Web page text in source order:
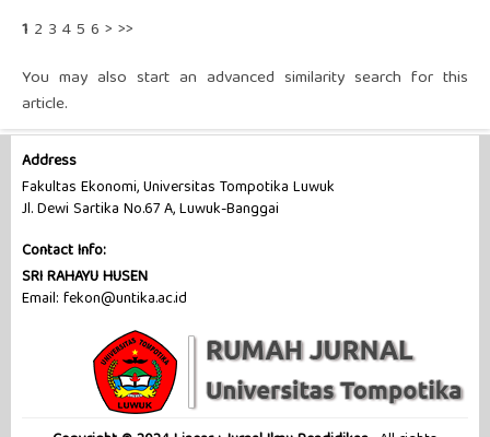
1 2 3 45 6 > >>
You may also start an advanced similarity search for this
article.
Address
Fakultas Ekonomi, Universitas Tompotika Luwuk
Jl. Dewi Sartika No.67 A, Luwuk-Banggai
Contact Info:
SRI RAHAYU HUSEN
Email: fekon@untika.ac.id